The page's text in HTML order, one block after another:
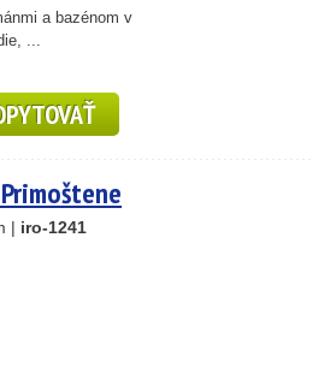
a bazénom v
...
| iro-1241